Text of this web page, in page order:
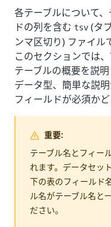
各テーブルについて
ドの列を含む tsv (タ
ンマ区切り) ファイル
このセクションでは、
テーブルの概要を説
データ型、簡単な説
フィールドが必須かど
重要:
テーブル名とフィー
れます。データセッ
下の表のフィールド
ル名がテーブル名と
ださい。